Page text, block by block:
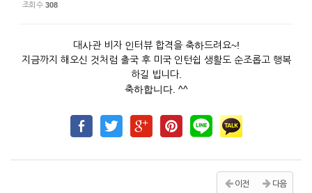
조회 수 308
대사관 비자 인터뷰 합격을 축하드려요~!
지금까지 해오신 것처럼 출국 후 미국 인턴쉽 생활도 순조롭고 행복
하길 빕니다.
축하합니다. ^^
이전 다음